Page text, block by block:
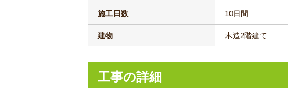
施工日数 10日間
建物 木造2階建て
工事の詳細